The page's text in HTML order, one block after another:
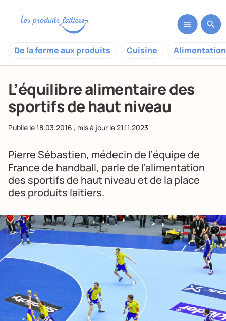
De la ferme aux produits Cuisine
L’équilibre alimentaire des
sportifs de haut niveau
Publié le18.03.2016 , mis à jour le21.11.2023
Pierre Sébastien, médecin de l’équipe de
France de handball, parle de l’alimentation
des sportifs de haut niveau et de la place
des produits laitiers.